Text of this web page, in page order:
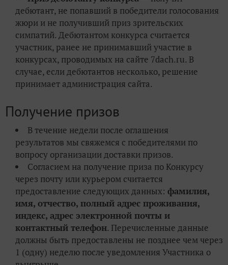
дебютант, не попавший в победители голосования
жюри и не получивший приз зрительских
симпатий. Дебютантом конкурса считается
участник, ранее не принимавший участие в
конкурсах, проводимых на сайте 7dach.ru. В
случае, если дебютантов несколько, решение
принимает администрация сайта.
Получение призов
В течение недели после оглашения
результатов мы свяжемся с победителями по
вопросу организации доставки призов.
Согласием на получение приза по Конкурсу
через почту или курьером считается
предоставление следующих данных: фамилия,
имя, отчество, полный адрес проживания,
индекс, адрес электронной почты и
контактный телефон. Перечисленные данные
должны быть предоставлены не позднее чем через
1 (одну) неделю после уведомления Участника о